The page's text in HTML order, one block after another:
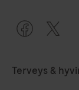
Terveys &